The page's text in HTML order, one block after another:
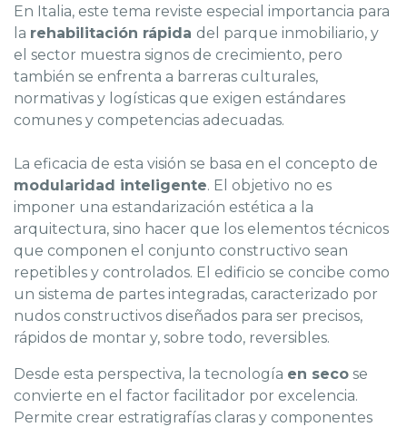
En Italia, este tema reviste especial importancia para
la rehabilitación rápida del parque inmobiliario, y
el sector muestra signos de crecimiento, pero
también se enfrenta a barreras culturales,
normativas y logísticas que exigen estándares
comunes y competencias adecuadas.
La eficacia de esta visión se basa en el concepto de
modularidad inteligente. El objetivo no es
imponer una estandarización estética a la
arquitectura, sino hacer que los elementos técnicos
que componen el conjunto constructivo sean
repetibles y controlados. El edificio se concibe como
un sistema de partes integradas, caracterizado por
nudos constructivos diseñados para ser precisos,
rápidos de montar y, sobre todo, reversibles.
Desde esta perspectiva, la tecnología en seco se
convierte en el factor facilitador por excelencia.
Permite crear estratigrafías claras y componentes